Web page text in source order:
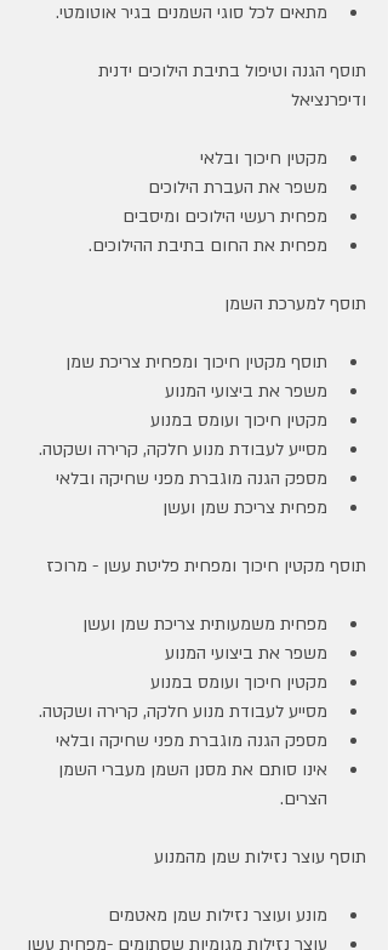
מתאים לכל סוגי השמנים בגיר אוטומטי.
תוסף הגנה וטיפול בתיבת הילוכים ידנית
ודיפרנציאל
מקטין חיכוך ובלאי
משפר את העברת הילוכים
מפחית רעשי הילוכים ומיסבים
מפחית את החום בתיבת ההילוכים.
תוסף למערכת השמן
תוסף מקטין חיכוך ומפחית צריכת שמן
משפר את ביצועי המנוע
מקטין חיכוך ועומס במנוע
מסייע לעבודת מנוע חלקה, קרירה ושקטה.
מספק הגנה מוגברת מפני שחיקה ובלאי
מפחית צריכת שמן ועשן
תוסף מקטין חיכוך ומפחית פליטת עשן - מרוכז
מפחית משמעותית צריכת שמן ועשן
משפר את ביצועי המנוע
מקטין חיכוך ועומס במנוע
מסייע לעבודת מנוע חלקה, קרירה ושקטה.
מספק הגנה מוגברת מפני שחיקה ובלאי
אינו סותם את מסנן השמן מעברי השמן
הצרים.
תוסף עוצר נזילות שמן מהמנוע
מונע ועוצר נזילות שמן מאטמים
עוצר נזילות מגומיות שסתומים -מפחית עשן